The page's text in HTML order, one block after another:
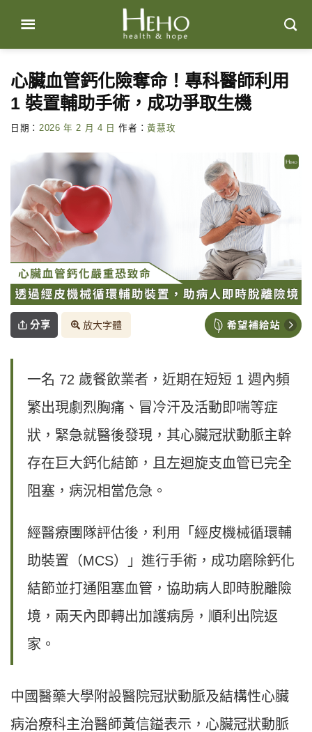
content
心臟血管鈣化險奪命！專科醫師利用
1 裝置輔助手術，成功爭取生機
日期： 2026 年 2 月 4 日 作者：黃慧玫
分享 放大字體
一名 72 歲餐飲業者，近期在短短 1 週內頻
繁出現劇烈胸痛、冒冷汗及活動即喘等症
狀，緊急就醫後發現，其心臟冠狀動脈主幹
存在巨大鈣化結節，且左迴旋支血管已完全
阻塞，病況相當危急。
經醫療團隊評估後，利用「經皮機械循環輔
助裝置（MCS）」進行手術，成功磨除鈣化
結節並打通阻塞血管，協助病人即時脫離險
境，兩天內即轉出加護病房，順利出院返
家。
中國醫藥大學附設醫院冠狀動脈及結構性心臟
病治療科主治醫師黃信鎰表示，心臟冠狀動脈